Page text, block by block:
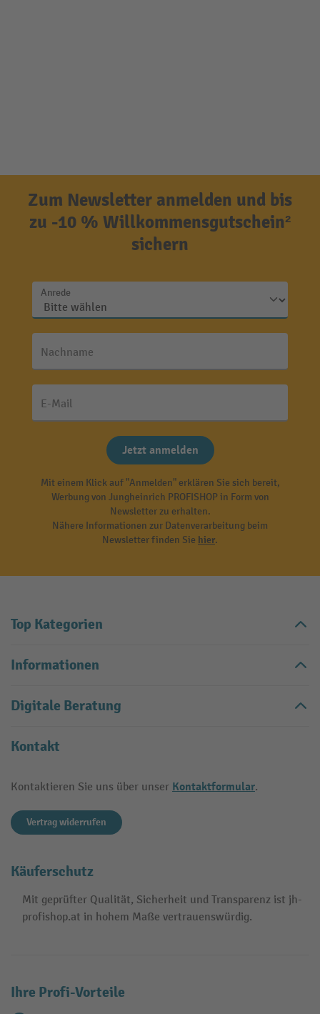
Zum Newsletter anmelden und bis
zu -10 % Willkommensgutschein²
sichern
Anrede
Nachname
E-Mail
Jetzt anmelden
Mit einem Klick auf "Anmelden" erklären Sie sich bereit,
Werbung von Jungheinrich PROFISHOP in Form von
Newsletter zu erhalten.
Nähere Informationen zur Datenverarbeitung beim
Newsletter finden Sie hier.
Top Kategorien
Informationen
Digitale Beratung
Kontakt
Kontaktieren Sie uns über unser Kontaktformular.
Vertrag widerrufen
Käuferschutz
Mit geprüfter Qualität, Sicherheit und Transparenz ist jh-
profishop.at in hohem Maße vertrauenswürdig.
Ihre Profi-Vorteile